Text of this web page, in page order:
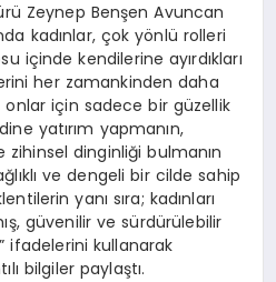
Zeynep Benşen Avuncan
kadınlar, çok yönlü rolleri
içinde kendilerine ayırdıkları
her zamankinden daha
onlar için sadece bir güzellik
yatırım yapmanın,
dinginliği bulmanın
ve dengeli bir cilde sahip
yanı sıra; kadınları
güvenilir ve sürdürülebilir
ifadelerini kullanarak
bilgiler paylaştı.